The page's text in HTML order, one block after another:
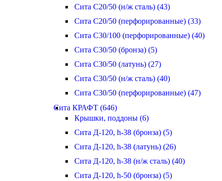
Сита С20/50 (н/ж сталь) (43)
Сита С20/50 (перфорированные) (33)
Сита С30/100 (перфорированные) (40)
Сита С30/50 (бронза) (5)
Сита С30/50 (латунь) (27)
Сита С30/50 (н/ж сталь) (40)
Сита С30/50 (перфорированные) (47)
Сита КРАФТ (646)
Крышки, поддоны (6)
Сита Д-120, h-38 (бронза) (5)
Сита Д-120, h-38 (латунь) (26)
Сита Д-120, h-38 (н/ж сталь) (40)
Сита Д-120, h-50 (бронза) (5)